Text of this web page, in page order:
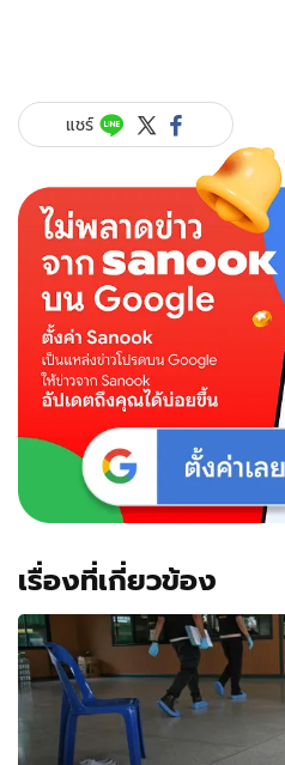
แชร์
เรื่องที่เกี่ยวข้อง